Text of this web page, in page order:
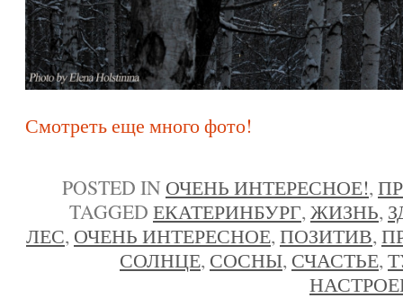
Смотреть еще много фото!
POSTED IN ОЧЕНЬ ИНТЕРЕСНОЕ!,
TAGGED ЕКАТЕРИНБУРГ, ЖИЗНЬ,
ЛЕС, ОЧЕНЬ ИНТЕРЕСНОЕ, ПОЗИТИВ,
СОЛНЦЕ, СОСНЫ, СЧАСТЬЕ,